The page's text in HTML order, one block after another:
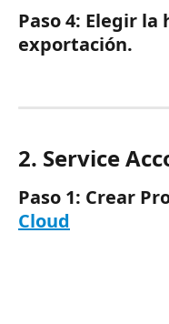
Paso 4: Elegir
exportación.
2. Service
Paso 1: Crear
Cloud